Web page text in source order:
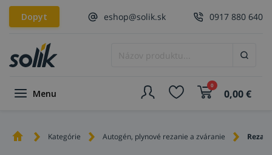
Dopyt eshop@solik.sk 0917 880 640
Menu
0
0,00€
Kategórie Autogén, plynové rezanie a zváranie